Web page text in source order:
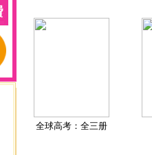
全球高考：全三册